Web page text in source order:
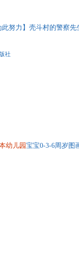
努力】壳斗村的警察
社
幼儿园 宝宝0-3-6周岁图